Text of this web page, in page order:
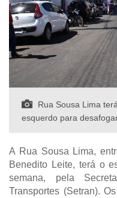
Rua Sousa Lima
esquerdo para
A Rua Sousa Lima,
Benedito Leite, terá o
semana, pela
Transportes (Setran).